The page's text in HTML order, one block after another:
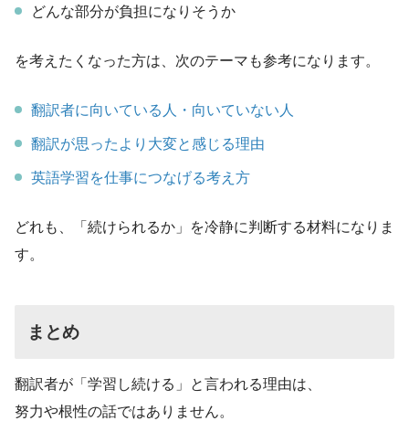
どんな部分が負担になりそうか
を考えたくなった方は、次のテーマも参考になります。
翻訳者に向いている人・向いていない人
翻訳が思ったより大変と感じる理由
英語学習を仕事につなげる考え方
どれも、「続けられるか」を冷静に判断する材料になりま
す。
まとめ
翻訳者が「学習し続ける」と言われる理由は、
努力や根性の話ではありません。